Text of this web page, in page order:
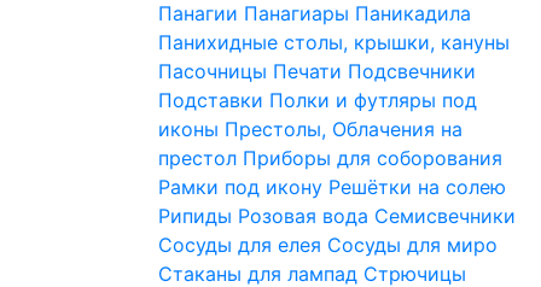
Панагии Панагиары Паникадила
Панихидные столы, крышки, кануны
Пасочницы Печати Подсвечники
Подставки Полки и футляры под
иконы Престолы, Облачения на
престол Приборы для соборования
Рамки под икону Решётки на солею
Рипиды Розовая вода Семисвечники
Сосуды для елея Сосуды для миро
Стаканы для лампад Стрючицы